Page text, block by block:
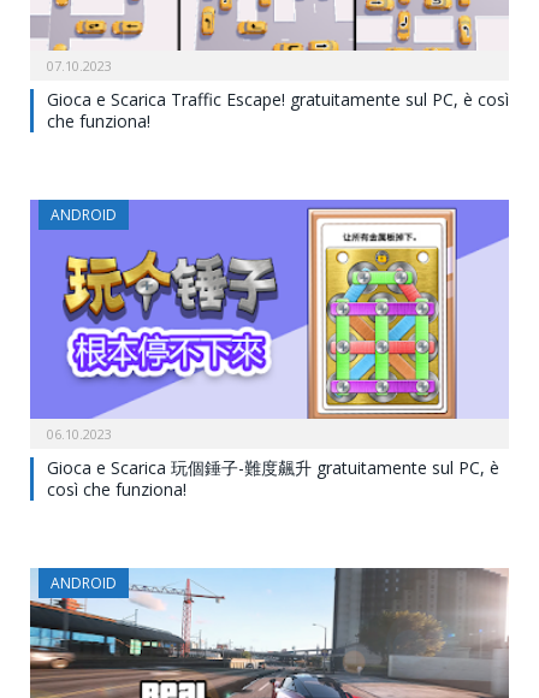
07.10.2023
Gioca e Scarica Traffic Escape! gratuitamente sul PC, è così
che funziona!
ANDROID
06.10.2023
Gioca e Scarica 玩個錘子-難度飆升 gratuitamente sul PC, è
così che funziona!
ANDROID